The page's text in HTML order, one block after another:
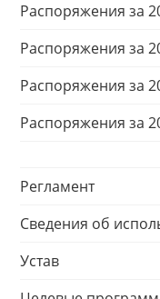
Распоряжения за
Распоряжения за
Распоряжения за
Распоряжения за
Регламент
Сведения об
Устав